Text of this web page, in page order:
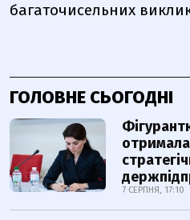
багаточисельних
ГОЛОВНЕ СЬОГОДНІ
отримала
7 СЕРПНЯ, 17:10